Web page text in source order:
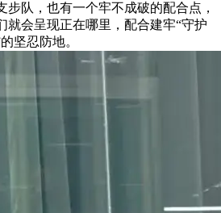
步队，也有一个牢不成破的配合点，
就会呈现正在哪里，配合建牢“守护
坚忍防地。